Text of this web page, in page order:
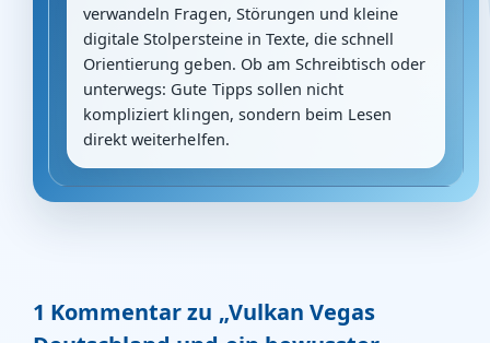
verwandeln Fragen, Störungen und kleine
digitale Stolpersteine in Texte, die schnell
Orientierung geben. Ob am Schreibtisch oder
unterwegs: Gute Tipps sollen nicht
kompliziert klingen, sondern beim Lesen
direkt weiterhelfen.
1 Kommentar zu „Vulkan Vegas